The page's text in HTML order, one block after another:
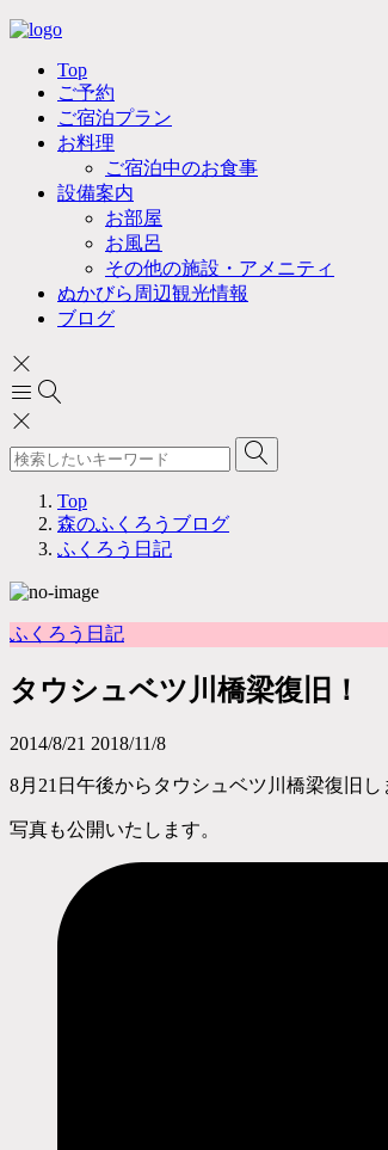
Top
ご予約
ご宿泊プラン
お料理
ご宿泊中のお食事
設備案内
お部屋
お風呂
その他の施設・アメニティ
ぬかびら周辺観光情報
ブログ
Top
森のふくろうブログ
ふくろう日記
ふくろう日記
タウシュベツ川橋梁復旧！
2014/8/21 2018/11/8
8月21日午後からタウシュベツ川橋梁復旧し
写真も公開いたします。